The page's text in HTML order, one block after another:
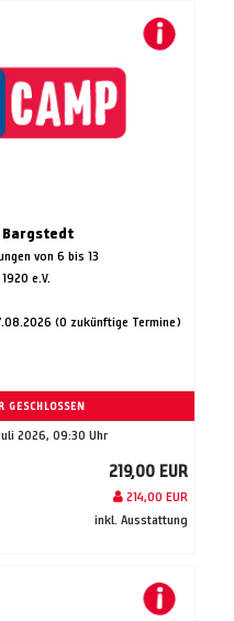
Bargstedt
von 6 bis 13
e.V.
(0 zukünftige Termine)
GESCHLOSSEN
2026, 09:30 Uhr
219,00 EUR
214,00 EUR
inkl. Ausstattung